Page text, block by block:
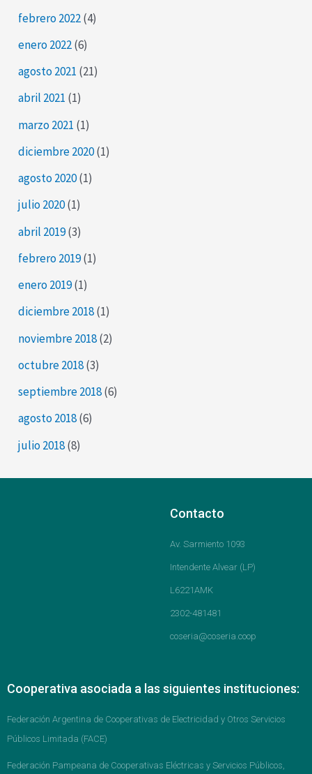
febrero 2022(4)
enero 2022(6)
agosto 2021 (21)
abril 2021 (1)
marzo 2021 (1)
diciembre 2020(1)
agosto 2020(1)
julio 2020(1)
abril 2019(3)
febrero 2019(1)
enero 2019(1)
diciembre 2018(1)
noviembre 2018(2)
octubre 2018(3)
septiembre 2018(6)
agosto 2018(6)
julio 2018(8)
Contacto
Av. Sarmiento 1093
Intendente Alvear (LP)
L6221AMK
2302-481481
coseria@coseria.coop
Cooperativa asociada a las siguientes instituciones:
Federación Argentina de Cooperativas de Electricidad y Otros Servicios
Públicos Limitada (FACE)
Federación Pampeana de Cooperativas Eléctricas y Servicios Públicos,